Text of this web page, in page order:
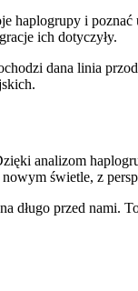
haplogrupy i
ich dotyczyły.
dana linia
analizom
świetle, z
długo przed nami.